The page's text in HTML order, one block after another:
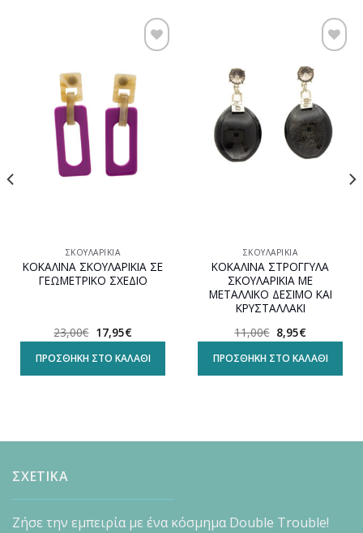
Προσθήκη
στη
wishlist
ΣΚΟΥΛΑΡΊΚΙΑ
ΚΟΚΑΛΙΝΑ ΣΚΟΥΛΑΡΙΚΙΑ ΣΕ
ΓΕΩΜΕΤΡΙΚΟ ΣΧΕΔΙΟ
23,00€ Original
price
was:
23,00€.
17,95€Η
τρέχουσα
τιμή
είναι:
17,95€.
ΠΡΟΣΘΉΚΗ ΣΤΟ ΚΑΛΆΘΙ
Προσθήκη
στη
wishlist
ΣΚΟΥΛΑΡΊΚΙΑ
ΚΟΚΑΛΙΝΑ ΣΤΡΟΓΓΥΛΑ
ΣΚΟΥΛΑΡΙΚΙΑ ΜΕ
ΜΕΤΑΛΛΙΚΟ ΔΕΣΙΜΟ ΚΑΙ
ΚΡΥΣΤΑΛΛΑΚΙ
11,00€ Original
price
was:
11,00€.
8,95€Η
τρέχουσα
τιμή
είναι:
8,95€.
ΠΡΟΣΘΉΚΗ ΣΤΟ ΚΑΛΆΘΙ
ΣΧΕΤΙΚΑ
Ζήσε την εμπειρία με ένα κόσμημα Double Trouble!